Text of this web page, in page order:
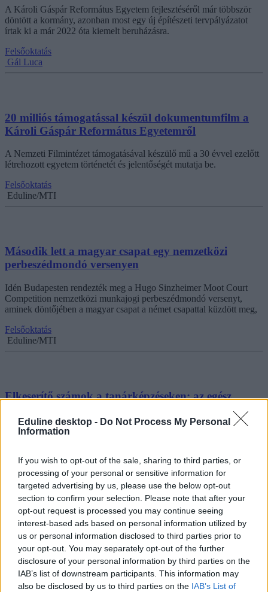
Eduline desktop - Do Not Process My Personal
Information
If you wish to opt-out of the sale, sharing to third parties, or
processing of your personal or sensitive information for
targeted advertising by us, please use the below opt-out
section to confirm your selection. Please note that after your
opt-out request is processed you may continue seeing
interest-based ads based on personal information utilized by
us or personal information disclosed to third parties prior to
your opt-out. You may separately opt-out of the further
disclosure of your personal information by third parties on the
IAB’s list of downstream participants. This information may
also be disclosed by us to third parties on the IAB’s List of
A Károli Gáspár Református Egyetem fejlesztéséről már többször
döntött a kormány, azonban most egy új építészeti tervpályázatot
írtak ki a már 2022 óta kiemelt beruházásra.
Felsőoktatás
Gál Luca
20 milliós támogatással készül dokumentumfilm a
Károli Gáspár Református Egyetemről
A Nemzeti Filmintézet támogatásával készülő mű a 30 évvel ezelőtt
létrehozott egyetem történetét és jelentőségét mutatja be.
Felsőoktatás
Eduline/MTI
Második lett a magyar csapat egy nemzetközi
perbeszédmondó versenyen
Idén Budapesten rendezték meg a Hugo Sinzheimer Moot Court
Competition nemzetközi munkajogi perbeszédmondó versenyt,
aminek döntőjében a magyar csapat a német csapattal küzdött meg,
Felsőoktatás
Eduline/MTI
Elkeserítő számok a tanárképzéseken: az egész
országban egy fő jelentkezett kémia-fizika szakos
pedagógusnak
jelentkezés.
Érettségi-felvételi
Székács Linda
Koreai Tanszék alakult a Károli Gáspár Református
Egyetemen
Koreai nyelvet eddig is tanulhattak az intézmény hallgatói, az új
tanszék megalapításával viszont tovább bővül a Koreával